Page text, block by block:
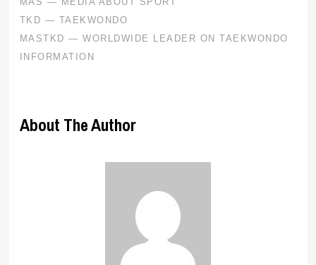
About The Author